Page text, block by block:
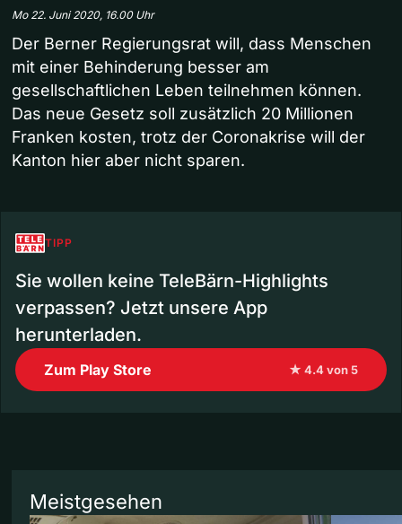
Mo 22. Juni 2020, 16.00 Uhr
Der Berner Regierungsrat will, dass Menschen
mit einer Behinderung besser am
gesellschaftlichen Leben teilnehmen können.
Das neue Gesetz soll zusätzlich 20 Millionen
Franken kosten, trotz der Coronakrise will der
Kanton hier aber nicht sparen.
TIPP
Sie wollen keine TeleBärn-Highlights
verpassen? Jetzt unsere App
herunterladen.
Zum Play Store ★ 4.4 von 5
Meistgesehen